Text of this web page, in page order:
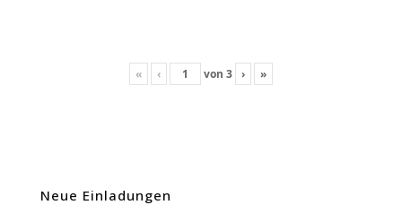
« ‹ von 3 › »
Neue Einladungen